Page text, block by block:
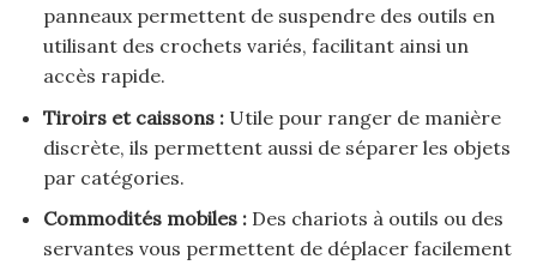
panneaux permettent de suspendre des outils en
utilisant des crochets variés, facilitant ainsi un
accès rapide.
Tiroirs et caissons :Utile pour ranger de manière
discrète, ils permettent aussi de séparer les objets
par catégories.
Commodités mobiles :Des chariots à outils ou des
servantes vous permettent de déplacer facilement